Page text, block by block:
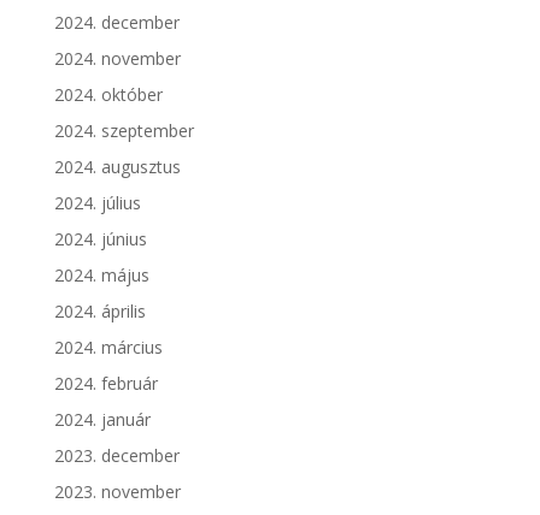
2024. december
2024. november
2024. október
2024. szeptember
2024. augusztus
2024. július
2024. június
2024. május
2024. április
2024. március
2024. február
2024. január
2023. december
2023. november